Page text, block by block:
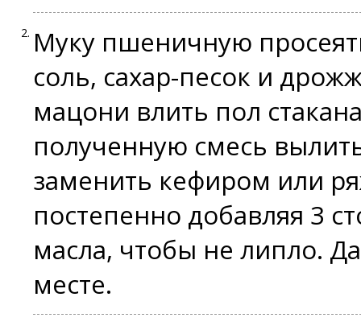
Муку пшеничную
соль, сахар-песок и
мацони влить пол
полученную смесь
заменить кефиром или
постепенно добавляя 3
масла, чтобы не липло.
месте.